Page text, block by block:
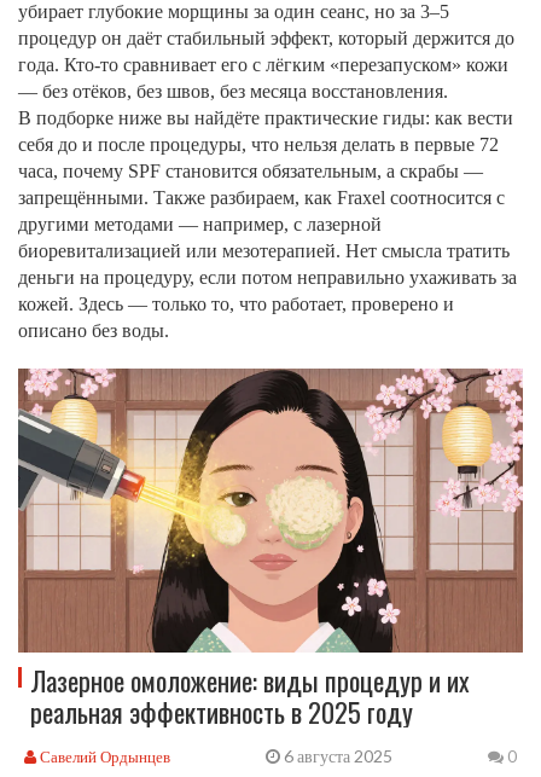
убирает глубокие морщины за один сеанс, но за 3–5
процедур он даёт стабильный эффект, который держится до
года. Кто-то сравнивает его с лёгким «перезапуском» кожи
— без отёков, без швов, без месяца восстановления.
В подборке ниже вы найдёте практические гиды: как вести
себя до и после процедуры, что нельзя делать в первые 72
часа, почему SPF становится обязательным, а скрабы —
запрещёнными. Также разбираем, как Fraxel соотносится с
другими методами — например, с лазерной
биоревитализацией или мезотерапией. Нет смысла тратить
деньги на процедуру, если потом неправильно ухаживать за
кожей. Здесь — только то, что работает, проверено и
описано без воды.
Лазерное омоложение: виды процедур и их
реальная эффективность в 2025 году
Савелий Ордынцев 6 августа 2025 0